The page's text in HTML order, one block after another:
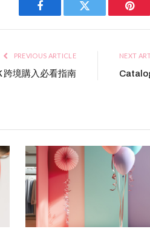
Facebook Twitter
PREVIOUS ARTICLE
境購入必看指南
NEXT